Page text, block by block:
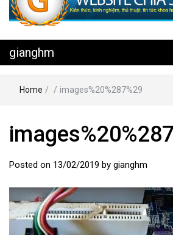
gianghm
Home / / images%20%287%29
Posted on 13/02/2019 by gianghm